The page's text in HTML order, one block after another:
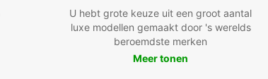
U hebt grote keuze uit een groot aantal
luxe modellen gemaakt door 's werelds
beroemdste merken
Meer tonen